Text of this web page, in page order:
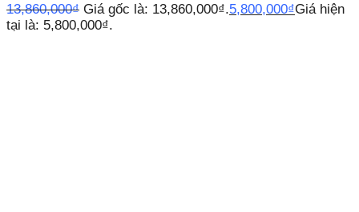
13,860,000₫ Giá gốc là: 13,860,000₫.5,800,000₫Giá hiện
tại là: 5,800,000₫.